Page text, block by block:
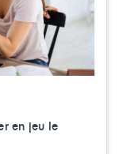
en jeu le